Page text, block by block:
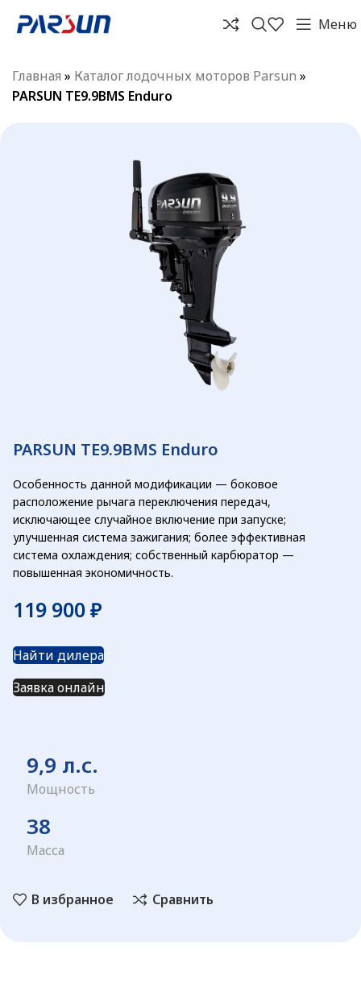
Меню
Главная » Каталог лодочных моторов Parsun »
PARSUN TE9.9BMS Enduro
PARSUN TE9.9BMS Enduro
Особенность данной модификации — боковое
расположение рычага переключения передач,
исключающее случайное включение при запуске;
улучшенная система зажигания; более эффективная
система охлаждения; собственный карбюратор —
повышенная экономичность.
₽
Найти дилера
Заявка онлайн
9,9 л.с.
Мощность
38
Масса
В избранное Сравнить